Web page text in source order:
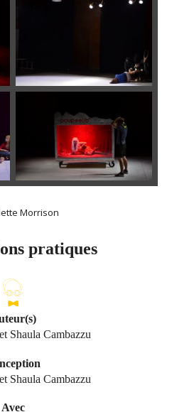
Morrison
pratiques
Shaula Cambazzu
Shaula Cambazzu
Avec